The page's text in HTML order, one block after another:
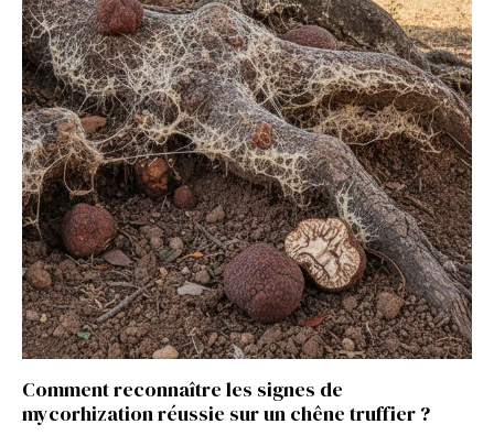
Comment reconnaître les signes de
mycorhization réussie sur un chêne truffier ?